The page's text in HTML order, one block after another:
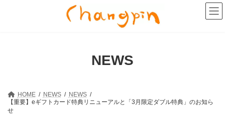
NEWS
HOME NEWS
NEWS
【重要】eギフトカード特典リニューアルと「3月限定ダブル特典」のお知ら
せ